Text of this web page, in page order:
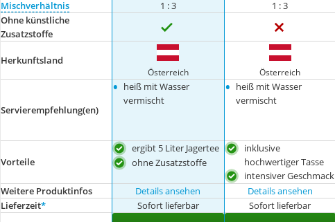
Mischverhältnis 1 : 3 1 : 3
Ohne künstliche
Zusatzstoffe
Herkunftsland
Österreich Österreich
Servierempfehlung(en)
• heiß mit Wasser
vermischt
• heiß mit Wasser
vermischt
Vorteile
ergibt 5 Liter Jagertee
ohne Zusatzstoffe
inklusive
hochwertiger Tasse
intensiver Geschmack
Weitere Produktinfos Details ansehen Details ansehen
Lieferzeit* Sofort lieferbar Sofort lieferbar